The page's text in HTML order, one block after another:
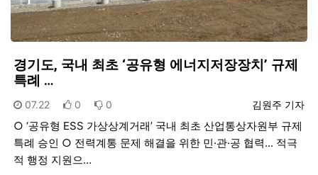
경기도, 국내 최초 ‘공유형 에너지저장장치’ 규제
특례 …
등록자
김원주 기자
등록일
07.22 추천
0 비추천
0
○ ‘공유형 ESS 가상상계거래’ 국내 최초 산업통상자원부 규제
특례 승인 ○ 전력계통 문제 해결을 위한 민·관·공 협력... 적극
적 행정 지원으…